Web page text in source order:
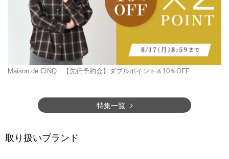
Maison de CINQ 【先行予約会】ダブルポイント＆10％OFF
特集一覧
取り扱いブランド